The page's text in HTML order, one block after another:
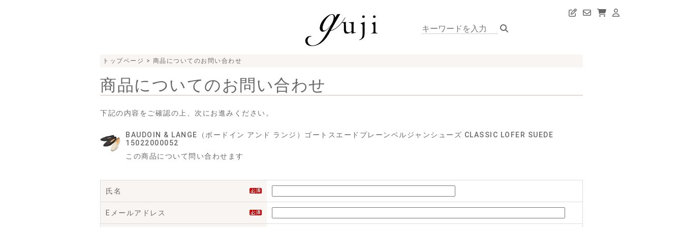
トップページ > 商品についてのお問い合わせ
商品についてのお問い合わせ
下記の内容をご確認の上、次にお進みください。
BAUDOIN & LANGE（ボードイン アンド ランジ）ゴートスエードプレーンベルジャンシューズ CLASSIC LOFER SUEDE
15022000052
この商品について問い合わせます
氏名
Eメールアドレス